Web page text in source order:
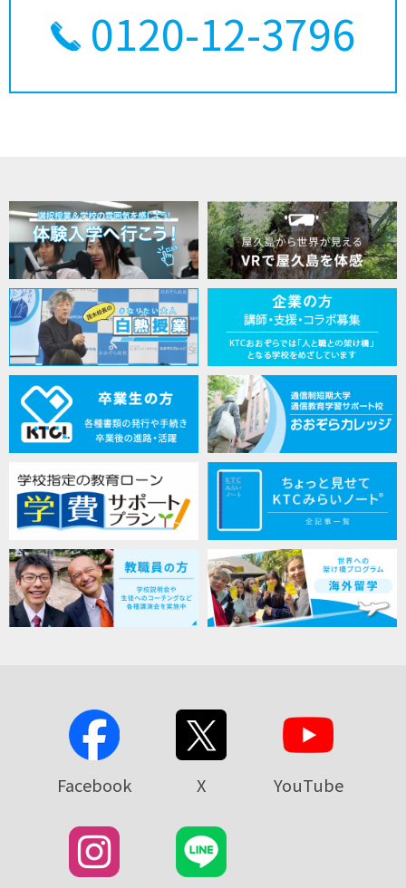
0120-12-3796
Facebook X YouTube